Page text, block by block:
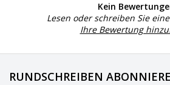
Kein
Lesen oder schreiben Sie
Ihre Bewertung
RUNDSCHREIBEN